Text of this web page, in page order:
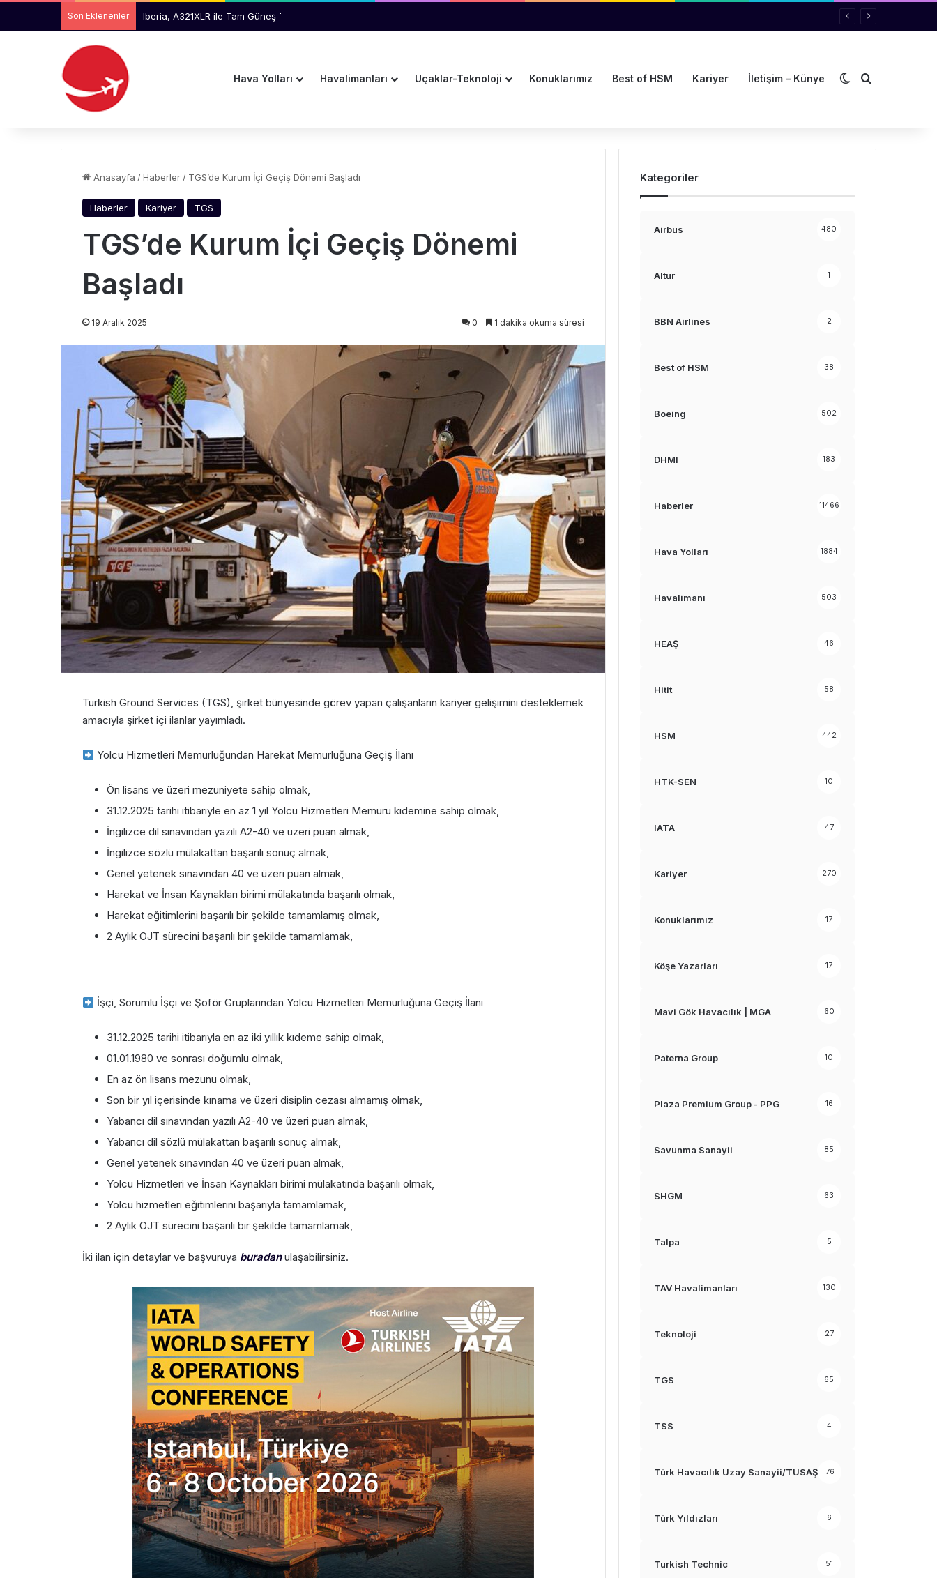
Son Eklenenler Iberia, A321XLR ile Tam Güneş Tutulmasını Takip Edecek
Hava Yolları Havalimanları Uçaklar-Teknoloji Konuklarımız Best of HSM Kariyer İletişim – Künye Dış görünümü
Arama yap
Anasayfa /Haberler / TGS’de Kurum İçi Geçiş Dönemi Başladı
Haberler Kariyer TGS
TGS’de Kurum İçi Geçiş Dönemi
Başladı
19 Aralık 2025 0 1 dakika okuma süresi
Turkish Ground Services (TGS), şirket bünyesinde görev yapan çalışanların kariyer gelişimini desteklemek
amacıyla şirket içi ilanlar yayımladı.
Yolcu Hizmetleri Memurluğundan Harekat Memurluğuna Geçiş İlanı
Ön lisans ve üzeri mezuniyete sahip olmak,
31.12.2025 tarihi itibariyle en az 1 yıl Yolcu Hizmetleri Memuru kıdemine sahip olmak,
İngilizce dil sınavından yazılı A2-40 ve üzeri puan almak,
İngilizce sözlü mülakattan başarılı sonuç almak,
Genel yetenek sınavından 40 ve üzeri puan almak,
Harekat ve İnsan Kaynakları birimi mülakatında başarılı olmak,
Harekat eğitimlerini başarılı bir şekilde tamamlamış olmak,
2 Aylık OJT sürecini başarılı bir şekilde tamamlamak,
İşçi, Sorumlu İşçi ve Şoför Gruplarından Yolcu Hizmetleri Memurluğuna Geçiş İlanı
31.12.2025 tarihi itibarıyla en az iki yıllık kıdeme sahip olmak,
01.01.1980 ve sonrası doğumlu olmak,
En az ön lisans mezunu olmak,
Son bir yıl içerisinde kınama ve üzeri disiplin cezası almamış olmak,
Yabancı dil sınavından yazılı A2-40 ve üzeri puan almak,
Yabancı dil sözlü mülakattan başarılı sonuç almak,
Genel yetenek sınavından 40 ve üzeri puan almak,
Yolcu Hizmetleri ve İnsan Kaynakları birimi mülakatında başarılı olmak,
Yolcu hizmetleri eğitimlerini başarıyla tamamlamak,
2 Aylık OJT sürecini başarılı bir şekilde tamamlamak,
İki ilan için detaylar ve başvuruya buradan ulaşabilirsiniz.
Kategoriler
Airbus 480
Altur 1
BBN Airlines 2
Best of HSM 38
Boeing 502
DHMI 183
Haberler 11466
Hava Yolları 1884
Havalimanı 503
HEAŞ 46
Hitit 58
HSM 442
HTK-SEN 10
IATA 47
Kariyer 270
Konuklarımız 17
Köşe Yazarları 17
Mavi Gök Havacılık | MGA 60
Paterna Group 10
Plaza Premium Group - PPG 16
Savunma Sanayii 85
SHGM 63
Talpa 5
TAV Havalimanları 130
Teknoloji 27
TGS 65
TSS 4
Türk Havacılık Uzay Sanayii/TUSAŞ 76
Türk Yıldızları 6
Turkish Technic 51